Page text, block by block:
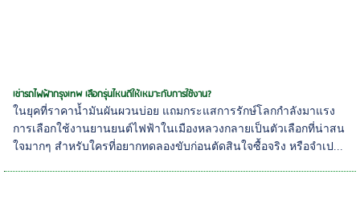
เช่ารถไฟฟ้ากรุงเทพ เลือกรุ่นไหนดีให้เหมาะกับการใช้งาน?
ในยุคที่ราคาน้ำมันผันผวนบ่อย แถมกระแสการรักษ์โลกกำลังมาแรง
การเลือกใช้งานยานยนต์ไฟฟ้าในเมืองหลวงกลายเป็นตัวเลือกที่น่าสน
ใจมากๆ สำหรับใครที่อยากทดลองขับก่อนตัดสินใจซื้อจริง หรือจำเป...